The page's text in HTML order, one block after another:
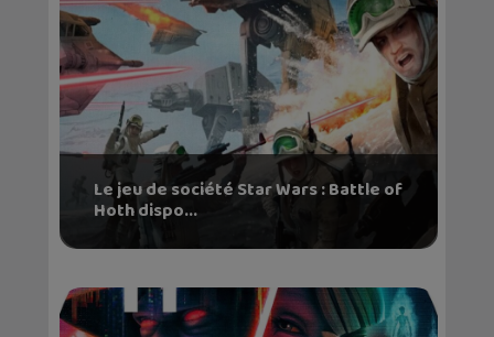
Le jeu de société Star Wars : Battle of
Hoth dispo...